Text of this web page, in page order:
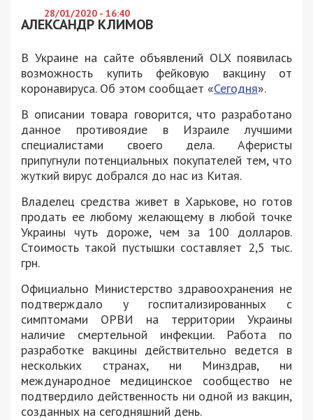
28/01/2020 - 16:40
АЛЕКСАНДР КЛИМОВ
В Украине на сайте объявлений OLX появилась
возможность купить фейковую вакцину от
коронавируса. Об этом сообщает «Сегодня».
В описании товара говорится, что разработано
данное противоядие в Израиле лучшими
специалистами своего дела. Аферисты
припугнули потенциальных покупателей тем, что
жуткий вирус добрался до нас из Китая.
Владелец средства живет в Харькове, но готов
продать ее любому желающему в любой точке
Украины чуть дороже, чем за 100 долларов.
Стоимость такой пустышки составляет 2,5 тыс.
грн.
Официально Министерство здравоохранения не
подтверждало у госпитализированных с
симптомами ОРВИ на территории Украины
наличие смертельной инфекции. Работа по
разработке вакцины действительно ведется в
нескольких странах, ни Минздрав, ни
международное медицинское сообщество не
подтвердило действенность ни одной из вакцин,
созданных на сегодняшний день.